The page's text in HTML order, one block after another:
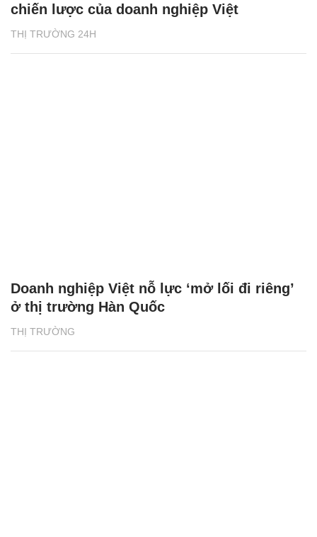
THỊ TRƯỜNG 24H
chiến lược của doanh nghiệp Việt
THỊ TRƯỜNG
Doanh nghiệp Việt nỗ lực ‘mở lối đi riêng’
ở thị trường Hàn Quốc